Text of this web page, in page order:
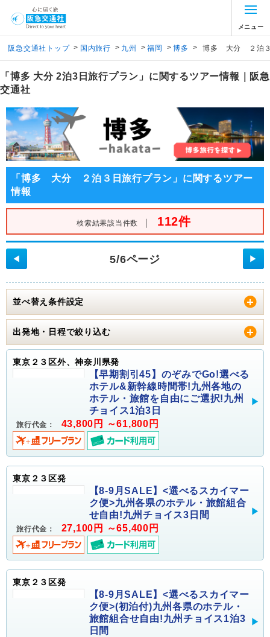
メニュー
阪急交通社トップ > 国内旅行 > 九州 > 福岡 > 博多 > 博多 大分 ２泊３
「博多 大分 2泊3日旅行プラン」に関するツアー情報｜阪急
交通社
「博多 大分 ２泊３日旅行プラン」に関するツアー
情報
検索結果該当件数 ｜ 112件
5/6ページ
◀ ▶
並べ替え条件設定
出発地・日程で絞り込む
東京２３区外、神奈川県発
【早期割引45】のぞみでGo!選べる
ホテル&新幹線時間帯!九州各地の
ホテル・旅館を自由にご選択!九州
チョイス1泊3日
旅行代金： 43,800円 ～61,800円
東京２３区発
【8-9月SALE】<選べるスカイマー
ク便>九州各県のホテル・旅館組合
せ自由!九州チョイス3日間
旅行代金： 27,100円 ～65,400円
東京２３区発
【8-9月SALE】<選べるスカイマー
ク便>(初泊付)九州各県のホテル・
旅館組合せ自由!九州チョイス1泊3
日間